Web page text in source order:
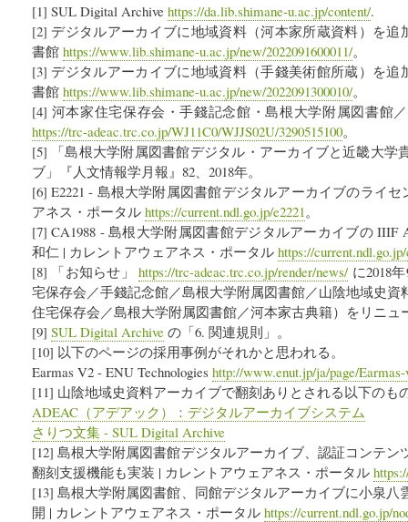
[1] SUL Digital Archive https://da.lib.shimane-u.ac.jp/content/.
[2] デジタルアーカイブに地域資料（河本家所蔵資料）を追
書館 https://www.lib.shimane-u.ac.jp/new/2022091600011/。
[3] デジタルアーカイブに地域資料（手錢美術館所蔵）を追
書館 https://www.lib.shimane-u.ac.jp/new/2022091300010/。
[4] 河本家住宅保存会・手錢記念館・島根大学附属図書館
https://trc-adeac.trc.co.jp/WJ11C0/WJJS02U/3290515100。
[5] 「島根大学附属図書館デジタル・アーカイブと近畿大学
ブ」『人文情報学月報』82、2018年。
[6] E2221 - 島根大学附属図書館デジタルアーカイブのライ
アネス・ポータル https://current.ndl.go.jp/e2221 。
[7] CA1988 - 島根大学附属図書館デジタルアーカイブの IIIF
和仁 | カレントアウェアネス・ポータル https://
[8] 「お知らせ」https://trc-adeac.trc.co.jp/render/news/に2018
宅保存会／手錢記念館／島根大学附属図書館／山陰地域史資
住宅保存会／島根大学附属図書館／河本家古典籍）をリニュ
[9] SUL Digital Archive の「6. 関連規則」。
[10] 以下のページの採用事例がそれかと思われる。
Earmas V2 - ENU Technologies http://www.enut.jp/ja/page/Earmas-
[11] 山陰地域史資料アーカイブで翻刻ありとされる以下のも
ADEAC（アデアック）：デジタルアーカイブシステム
さりつ文集 - SUL Digital Archive
[12] 島根大学附属図書館デジタルアーカイブ、認証コンテン
翻刻支援機能も実装 | カレントアウェアネス・ポータル
[13] 島根大学附属図書館、同館デジタルアーカイブに小泉八
開 | カレントアウェアネス・ポータル https://current.ndl.go.jp/